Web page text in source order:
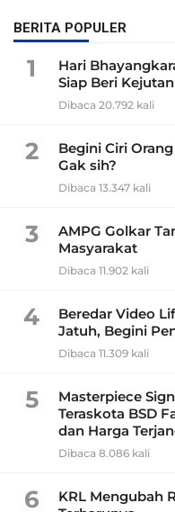
BERITA POPULER
1
Hari
Siap Beri
Dibaca 20.792 kali
2
Begini Ciri
Gak sih?
Dibaca 13.347 kali
3
AMPG Golkar
Masyarakat
Dibaca 11.902 kali
4
Beredar Video
Jatuh, Begini
Dibaca 11.309 kali
5
Masterpiece
Teraskota BSD
dan Harga
Dibaca 8.086 kali
6
KRL Mengubah